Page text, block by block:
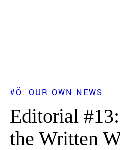
#Ö: OUR OWN NEWS
Editorial
the Written